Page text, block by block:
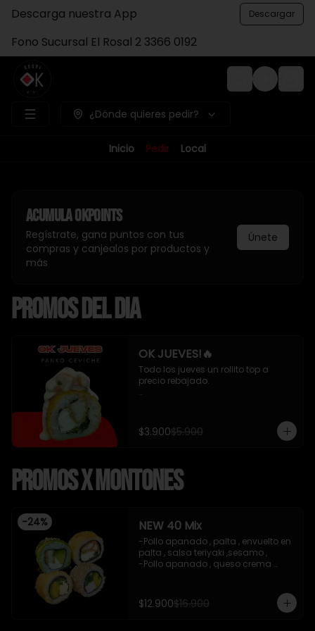
Descarga nuestra App Descargar
Fono Sucursal El Rosal 2 3366 0192
Login
¿Dónde quieres pedir?
Inicio Pedir Local
AcumulaOkpoints
Regístrate, gana puntos con tus
compras y canjealos por productos y
más
Únete
PROMOS DEL DIA
OK JUEVES!🔥
Todo los jueves un rollito top a
precio rebajado.
cubierto de ceviche mixto y salsa
acevichada 8 piezas , incluye 1
*Incluye 1 salsa de soya*
$3.900$5.900
Promos x Montones
-24% NEW 40 Mix
-Pollo apanado , palta , envuelto en
palta , salsa teriyaki ,sesamo ,
-Pollo apanado , queso crema
apanado en panko .
-Kanikama , palta , cebollin ,
$12.900$16.900